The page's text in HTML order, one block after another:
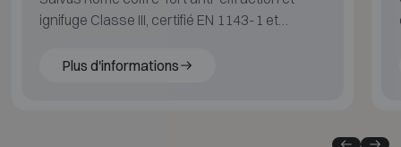
ignifuge Classe III, certifié EN 1143-1 et
Plus d'informations